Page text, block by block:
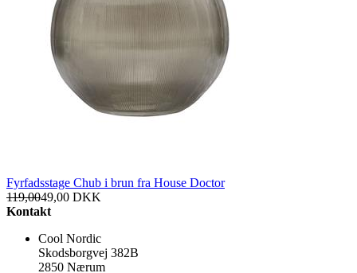
Fyrfadsstage Chub i brun fra House Doctor
119,0049,00 DKK
Kontakt
Cool Nordic
Skodsborgvej 382B
2850 Nærum